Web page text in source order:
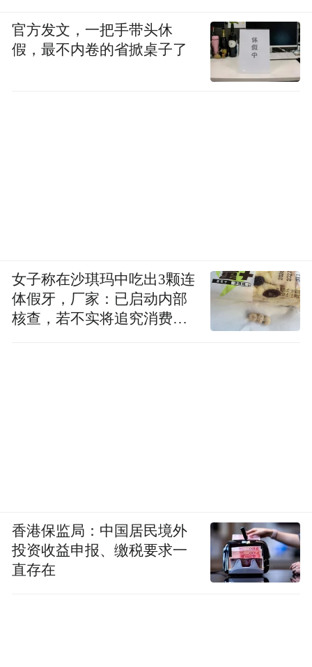
官方发文，一把手带头休
假，最不内卷的省掀桌子了
女子称在沙琪玛中吃出3颗连
体假牙，厂家：已启动内部
核查，若不实将追究消费者
香港保监局：中国居民境外
投资收益申报、缴税要求一
直存在